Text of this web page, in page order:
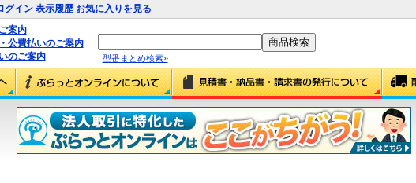
グイン 表示履歴 お気に入りを見る
案内
公費払いのご案内
のご案内
型番まとめ検索»